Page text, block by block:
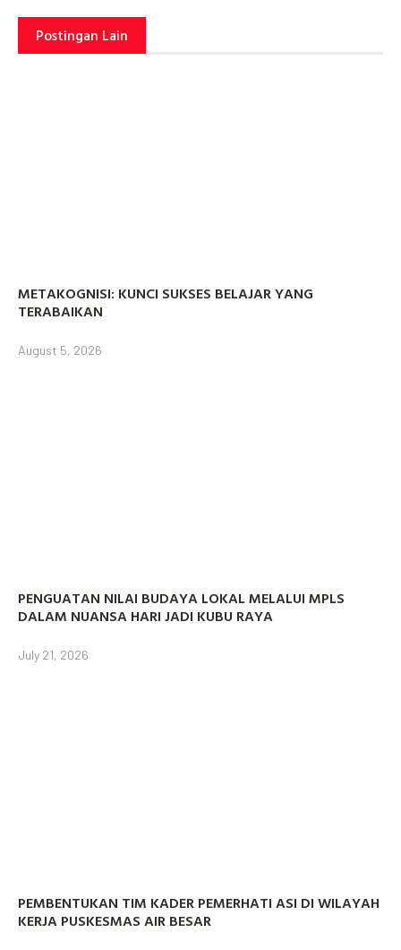
Postingan Lain
METAKOGNISI: KUNCI SUKSES BELAJAR YANG
TERABAIKAN
August 5, 2026
PENGUATAN NILAI BUDAYA LOKAL MELALUI MPLS
DALAM NUANSA HARI JADI KUBU RAYA
July 21, 2026
PEMBENTUKAN TIM KADER PEMERHATI ASI DI WILAYAH
KERJA PUSKESMAS AIR BESAR